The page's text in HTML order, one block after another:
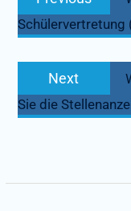
Schülervertretung
Next
Sie die